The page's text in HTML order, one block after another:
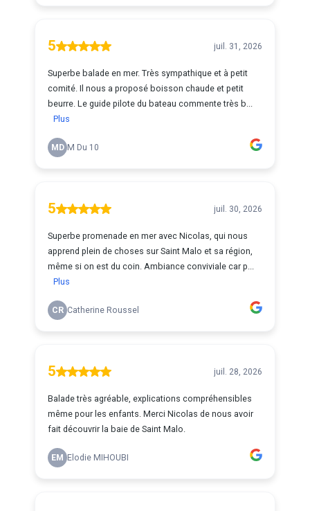
5 juil. 31, 2026
Superbe balade en mer. Très sympathique et à petit
comité. Il nous a proposé boisson chaude et petit
beurre. Le guide pilote du bateau commente très b...
Plus
MD M Du 10
5 juil. 30, 2026
Superbe promenade en mer avec Nicolas, qui nous
apprend plein de choses sur Saint Malo et sa région,
même si on est du coin. Ambiance conviviale car p...
Plus
CR Catherine Roussel
5 juil. 28, 2026
Balade très agréable, explications compréhensibles
même pour les enfants. Merci Nicolas de nous avoir
fait découvrir la baie de Saint Malo.
EM Elodie MIHOUBI